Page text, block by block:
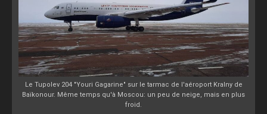
Le Tupolev 204 "Youri Gagarine" sur le tarmac de l'aéroport KraIny de
Baïkonour. Même temps qu'à Moscou: un peu de neige, mais en plus
froid.